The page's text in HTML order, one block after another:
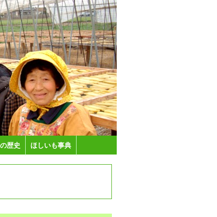
歴史 ほしいも事典